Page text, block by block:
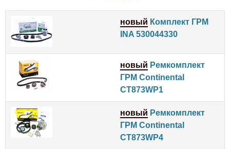
новый Комплект ГРМ
INA 530044330
новый Ремкомплект
ГРМ Continental
CT873WP1
новый Ремкомплект
ГРМ Continental
CT873WP4